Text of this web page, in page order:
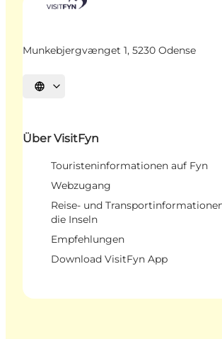
Munkebjergvænget 1, 5230 Odense
Sprache auswählen
Über VisitFyn
Touristeninformationen auf Fyn
Webzugang
Reise- und
die Inseln
Empfehlungen
Download VisitFyn App